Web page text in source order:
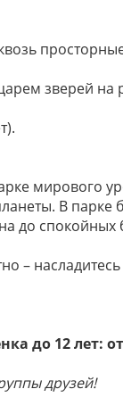
зверей на
мирового
В парке
до
–
до 12 лет: от
друзей!